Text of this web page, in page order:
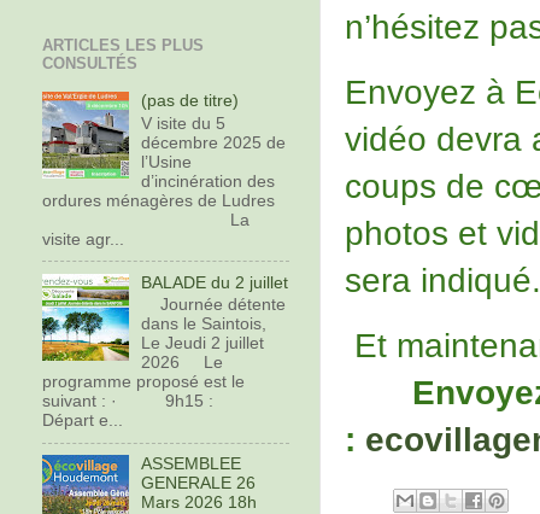
n’hésitez
Envoyez à
vidéo devra
coups de
photos et
sera indiqué.
Et
:
ARTICLES LES PLUS
CONSULTÉS
(pas de titre)
V isite du 5
décembre 2025 de
l’Usine
d’incinération des
ordures ménagères de Ludres
La
visite agr...
BALADE du 2 juillet
Journée détente
dans le Saintois,
Le Jeudi 2 juillet
2026 Le
programme proposé est le
suivant : · 9h15 :
Départ e...
ASSEMBLEE
GENERALE 26
Mars 2026 18h